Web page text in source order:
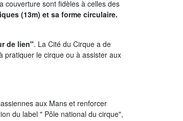
couverture sont fidèles à celles des
(13m) et sa forme circulaire.
de lien". La Cité du Cirque a de
pratiquer le cirque ou à assister aux
aux Mans et renforcer
du label " Pôle national du cirque",